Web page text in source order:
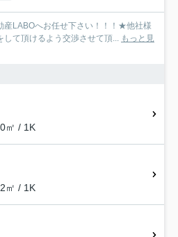
LABOへお任せ下さい！！！★他社様
して頂けるよう交渉させて頂... もっと見
㎡ / 1K
㎡ / 1K